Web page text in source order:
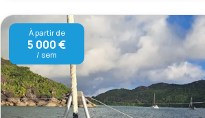
À partir de
5 000 €
/ sem